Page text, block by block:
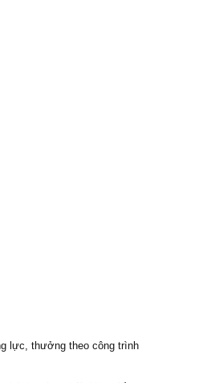
lực, thưởng theo công trình